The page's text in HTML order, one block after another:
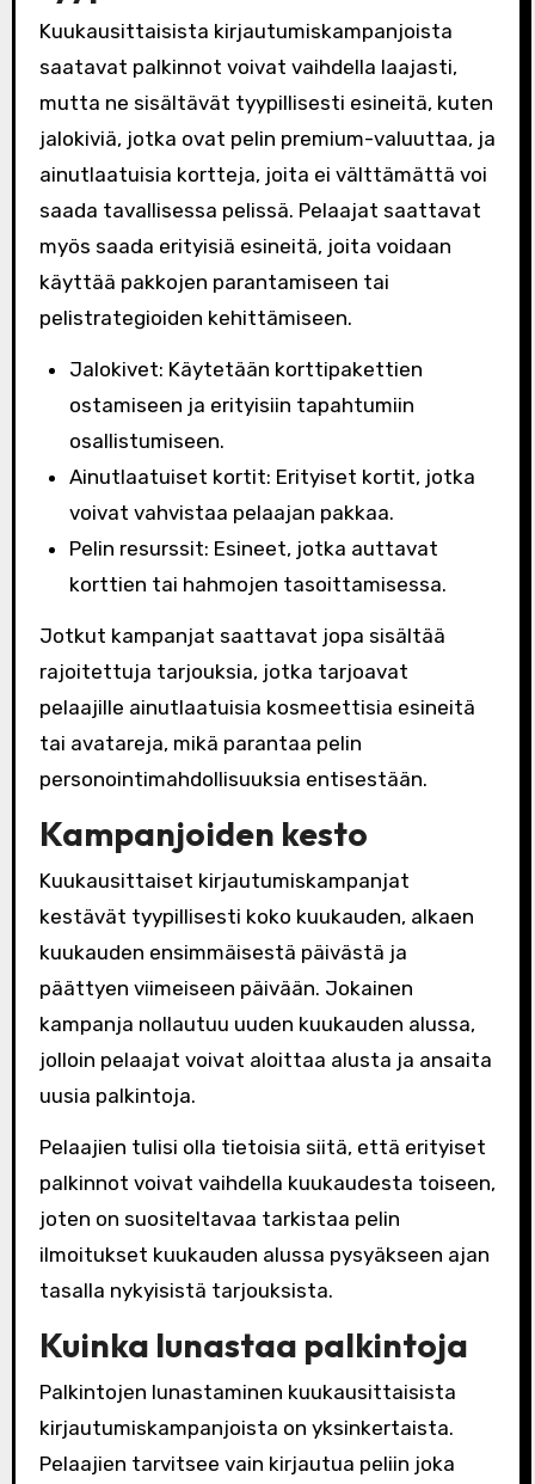
Kuukausittaisista kirjautumiskampanjoista
saatavat palkinnot voivat vaihdella laajasti,
mutta ne sisältävät tyypillisesti esineitä, kuten
jalokiviä, jotka ovat pelin premium-valuuttaa, ja
ainutlaatuisia kortteja, joita ei välttämättä voi
saada tavallisessa pelissä. Pelaajat saattavat
myös saada erityisiä esineitä, joita voidaan
käyttää pakkojen parantamiseen tai
pelistrategioiden kehittämiseen.
Jalokivet: Käytetään korttipakettien
ostamiseen ja erityisiin tapahtumiin
osallistumiseen.
Ainutlaatuiset kortit: Erityiset kortit, jotka
voivat vahvistaa pelaajan pakkaa.
Pelin resurssit: Esineet, jotka auttavat
korttien tai hahmojen tasoittamisessa.
Jotkut kampanjat saattavat jopa sisältää
rajoitettuja tarjouksia, jotka tarjoavat
pelaajille ainutlaatuisia kosmeettisia esineitä
tai avatareja, mikä parantaa pelin
personointimahdollisuuksia entisestään.
Kampanjoiden kesto
Kuukausittaiset kirjautumiskampanjat
kestävät tyypillisesti koko kuukauden, alkaen
kuukauden ensimmäisestä päivästä ja
päättyen viimeiseen päivään. Jokainen
kampanja nollautuu uuden kuukauden alussa,
jolloin pelaajat voivat aloittaa alusta ja ansaita
uusia palkintoja.
Pelaajien tulisi olla tietoisia siitä, että erityiset
palkinnot voivat vaihdella kuukaudesta toiseen,
joten on suositeltavaa tarkistaa pelin
ilmoitukset kuukauden alussa pysyäkseen ajan
tasalla nykyisistä tarjouksista.
Kuinka lunastaa palkintoja
Palkintojen lunastaminen kuukausittaisista
kirjautumiskampanjoista on yksinkertaista.
Pelaajien tarvitsee vain kirjautua peliin joka